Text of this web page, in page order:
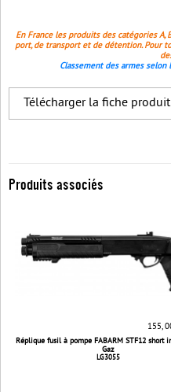
En France les produits des catégories A,
port, de transport et de détention. Pour
Classement des armes
Télécharger la fiche
Produits associés
155,
Réplique fusil à pompe FABARM STF12 short
Gaz
LG3055